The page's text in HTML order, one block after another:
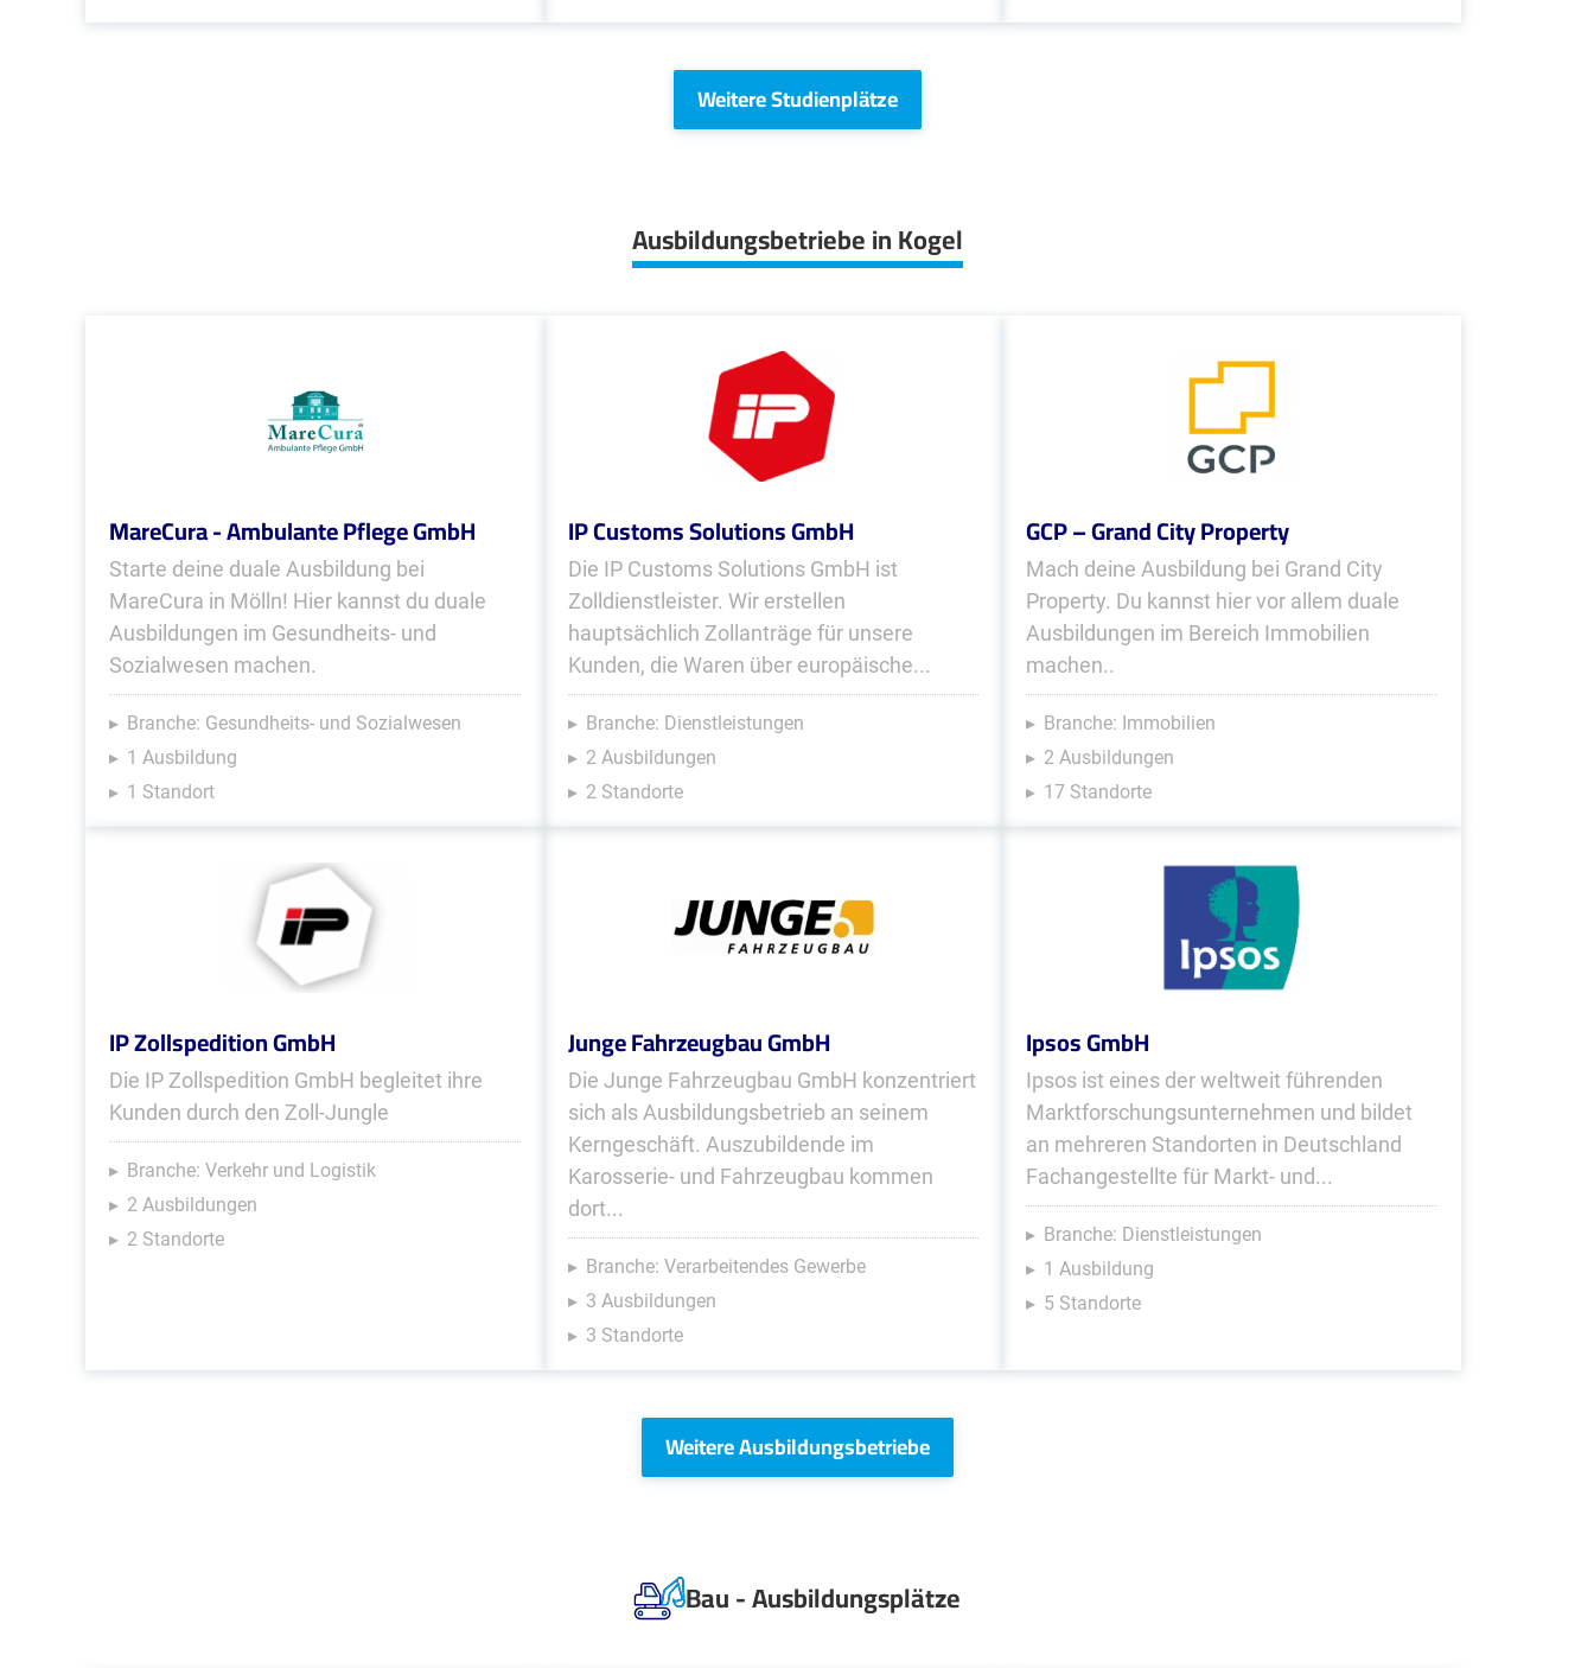
Weitere Studienplätze
Ausbildungsbetriebe in Kogel
MareCura - Ambulante Pflege GmbH
Starte deine duale Ausbildung bei
MareCura in Mölln! Hier kannst du duale
Ausbildungen im Gesundheits- und
Sozialwesen machen.
Branche: Gesundheits- und Sozialwesen
1 Ausbildung
1 Standort
IP Customs Solutions GmbH
Die IP Customs Solutions GmbH ist
Zolldienstleister. Wir erstellen
hauptsächlich Zollanträge für unsere
Kunden, die Waren über europäische...
Branche: Dienstleistungen
2 Ausbildungen
2 Standorte
GCP – Grand City Property
Mach deine Ausbildung bei Grand City
Property. Du kannst hier vor allem duale
Ausbildungen im Bereich Immobilien
machen..
Branche: Immobilien
2 Ausbildungen
17 Standorte
IP Zollspedition GmbH
Die IP Zollspedition GmbH begleitet ihre
Kunden durch den Zoll-Jungle
Branche: Verkehr und Logistik
2 Ausbildungen
2 Standorte
Junge Fahrzeugbau GmbH
Die Junge Fahrzeugbau GmbH konzentriert
sich als Ausbildungsbetrieb an seinem
Kerngeschäft. Auszubildende im
Karosserie- und Fahrzeugbau kommen
dort...
Branche: Verarbeitendes Gewerbe
3 Ausbildungen
3 Standorte
Ipsos GmbH
Ipsos ist eines der weltweit führenden
Marktforschungsunternehmen und bildet
an mehreren Standorten in Deutschland
Fachangestellte für Markt- und...
Branche: Dienstleistungen
1 Ausbildung
5 Standorte
Weitere Ausbildungsbetriebe
Bau - Ausbildungsplätze